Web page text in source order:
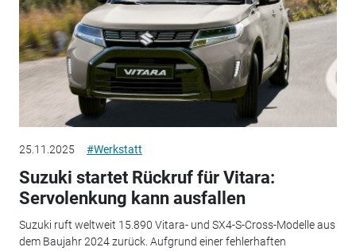
25.11.2025 #Werkstatt
Suzuki startet Rückruf für Vitara:
Servolenkung kann ausfallen
Suzuki ruft weltweit 15.890 Vitara- und SX4-S-Cross-Modelle aus
dem Baujahr 2024 zurück. Aufgrund einer fehlerhaften